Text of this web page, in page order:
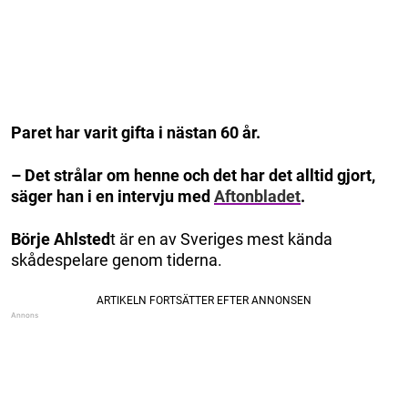
Paret har varit gifta i nästan 60 år.
– Det strålar om henne och det har det alltid gjort,
säger han i en intervju med Aftonbladet.
Börje Ahlstedt är en av Sveriges mest kända
skådespelare genom tiderna.